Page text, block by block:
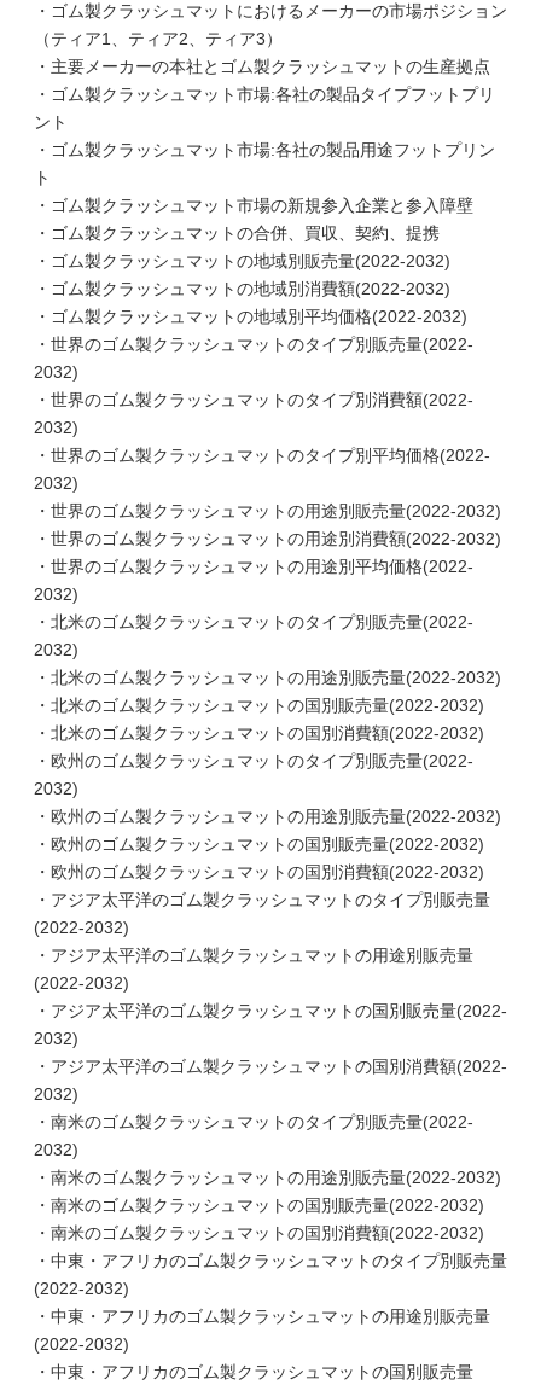
・ゴム製クラッシュマットにおけるメーカーの市場ポジション
（ティア1、ティア2、ティア3）
・主要メーカーの本社とゴム製クラッシュマットの生産拠点
・ゴム製クラッシュマット市場:各社の製品タイプフットプリ
ント
・ゴム製クラッシュマット市場:各社の製品用途フットプリン
ト
・ゴム製クラッシュマット市場の新規参入企業と参入障壁
・ゴム製クラッシュマットの合併、買収、契約、提携
・ゴム製クラッシュマットの地域別販売量(2022-2032)
・ゴム製クラッシュマットの地域別消費額(2022-2032)
・ゴム製クラッシュマットの地域別平均価格(2022-2032)
・世界のゴム製クラッシュマットのタイプ別販売量(2022-
2032)
・世界のゴム製クラッシュマットのタイプ別消費額(2022-
2032)
・世界のゴム製クラッシュマットのタイプ別平均価格(2022-
2032)
・世界のゴム製クラッシュマットの用途別販売量(2022-2032)
・世界のゴム製クラッシュマットの用途別消費額(2022-2032)
・世界のゴム製クラッシュマットの用途別平均価格(2022-
2032)
・北米のゴム製クラッシュマットのタイプ別販売量(2022-
2032)
・北米のゴム製クラッシュマットの用途別販売量(2022-2032)
・北米のゴム製クラッシュマットの国別販売量(2022-2032)
・北米のゴム製クラッシュマットの国別消費額(2022-2032)
・欧州のゴム製クラッシュマットのタイプ別販売量(2022-
2032)
・欧州のゴム製クラッシュマットの用途別販売量(2022-2032)
・欧州のゴム製クラッシュマットの国別販売量(2022-2032)
・欧州のゴム製クラッシュマットの国別消費額(2022-2032)
・アジア太平洋のゴム製クラッシュマットのタイプ別販売量
(2022-2032)
・アジア太平洋のゴム製クラッシュマットの用途別販売量
(2022-2032)
・アジア太平洋のゴム製クラッシュマットの国別販売量(2022-
2032)
・アジア太平洋のゴム製クラッシュマットの国別消費額(2022-
2032)
・南米のゴム製クラッシュマットのタイプ別販売量(2022-
2032)
・南米のゴム製クラッシュマットの用途別販売量(2022-2032)
・南米のゴム製クラッシュマットの国別販売量(2022-2032)
・南米のゴム製クラッシュマットの国別消費額(2022-2032)
・中東・アフリカのゴム製クラッシュマットのタイプ別販売量
(2022-2032)
・中東・アフリカのゴム製クラッシュマットの用途別販売量
(2022-2032)
・中東・アフリカのゴム製クラッシュマットの国別販売量